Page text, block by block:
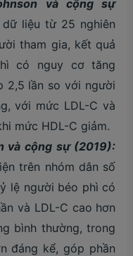
và cộng sự
liệu từ 25 nghiên
tham gia, kết quả
có nguy cơ tăng
2,5 lần so với người
với mức LDL-C và
mức HDL-C giảm.
và cộng sự (2019):
trên nhóm dân số
lệ người béo phì có
và LDL-C cao hơn
bình thường, trong
đáng kể, góp phần